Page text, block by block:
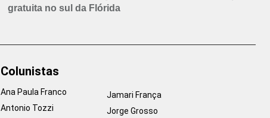
gratuita no sul da Flórida
Colunistas
Ana Paula Franco
Antonio Tozzi
Jamari França
Jorge Grosso